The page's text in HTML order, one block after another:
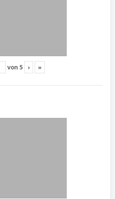
von 5 › »